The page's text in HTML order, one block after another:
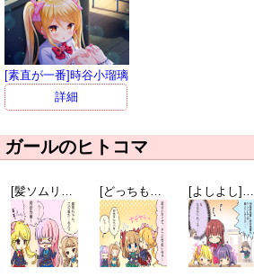
[素直が一番]時谷小瑠璃
詳細
ガールのヒトコマ
[髪ソムリエ]新垣雛菜 [どっちも140センチ台]時谷小瑠璃 [よしよし]天都かなた